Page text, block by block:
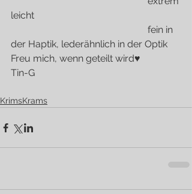
leicht
der Haptik, lederähnlich in der Optik
Freu mich, wenn geteilt wird♥
Tin-G
KrimsKrams